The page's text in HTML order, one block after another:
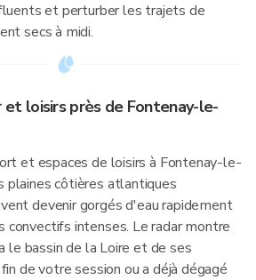
et perturber les trajets de
secs à midi.
loisirs près de Fontenay-le-
et espaces de loisirs à Fontenay-le-
plaines côtières atlantiques
devenir gorgés d'eau rapidement
intenses. Le radar montre
le bassin de la Loire et de ses
de votre session ou a déjà dégagé